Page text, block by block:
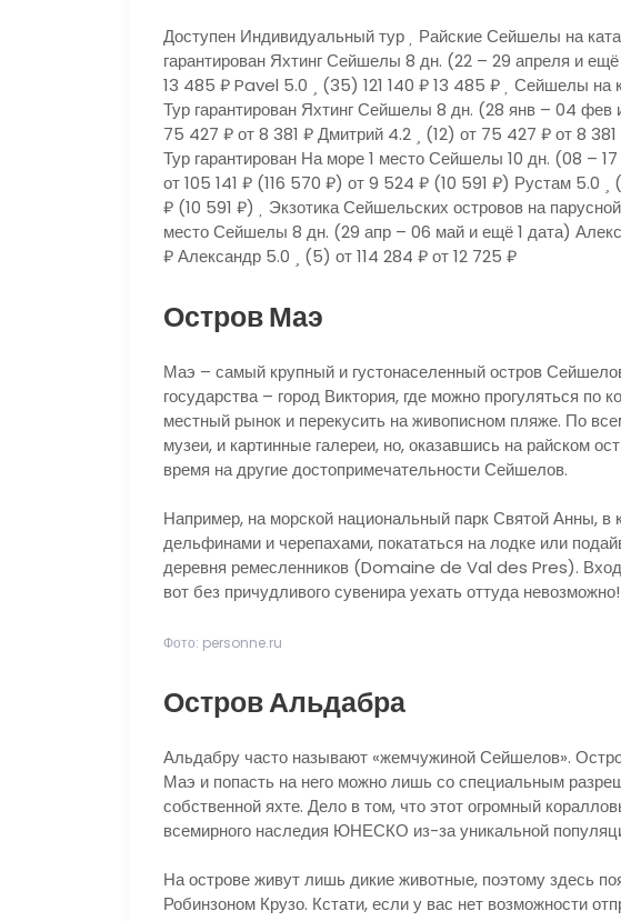
Доступен Индивидуальный тур
Райские Сейшелы на
гарантирован Яхтинг Сейшелы 8 дн. (22 – 29 апреля и
13 485 ₽Pavel 5.0 (35) 121 140 ₽13 485 ₽
Сейшелы на
Тур гарантирован Яхтинг Сейшелы 8 дн. (28 янв – 04 фев
75 427 ₽от 8 381 ₽Дмитрий 4.2 (12) от 75 427 ₽от 8
Тур гарантирован На море 1 место Сейшелы 10 дн. (08 – 17
от 105 141 ₽ (116 570 ₽) от 9 524 ₽ (10 591 ₽) Рустам 5.0
₽ (10 591 ₽)
Экзотика Сейшельских островов на
место Сейшелы 8 дн. (29 апр – 06 май и ещё 1 дата)
₽Александр 5.0 (5) от 114 284 ₽от 12 725 ₽
Остров Маэ
Маэ – самый крупный и густонаселенный остров
государства – город Виктория, где можно прогуляться по
местный рынок и перекусить на живописном пляже. По
музеи, и картинные галереи, но, оказавшись на райском
время на другие достопримечательности Сейшелов.
Например, на морской национальный парк Святой Анны, в
дельфинами и черепахами, покататься на лодке или
деревня ремесленников (Domaine de Val des Pres). Вход
вот без причудливого сувенира уехать оттуда невозможно!
Фото: personne.ru
Остров Альдабра
Альдабру часто называют «жемчужиной Сейшелов».
Маэ и попасть на него можно лишь со специальным
собственной яхте. Дело в том, что этот огромный
всемирного наследия ЮНЕСКО из-за уникальной
На острове живут лишь дикие животные, поэтому здесь
Робинзоном Крузо. Кстати, если у вас нет возможности